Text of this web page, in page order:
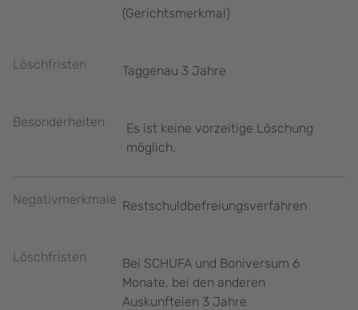
(Gerichtsmerkmal)
Löschfristen Taggenau 3 Jahre
Besonderheiten
Es ist keine vorzeitige Löschung
möglich.
Negativmerkmale Restschuldbefreiungsverfahren
Löschfristen
Bei SCHUFA und Boniversum 6
Monate, bei den anderen
Auskunfteien 3 Jahre